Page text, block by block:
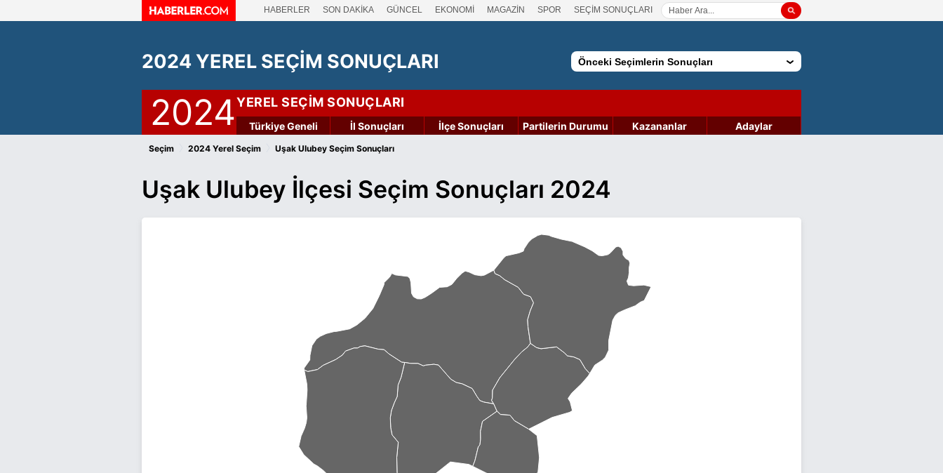
HABERLER SON DAKİKA GÜNCEL EKONOMİ MAGAZİN SPOR SEÇİM SONUÇLARI
2024 YEREL SEÇİM SONUÇLARI Önceki Seçimlerin Sonuçları
2024YEREL SEÇİM SONUÇLARI
Türkiye Geneli İl Sonuçları İlçe Sonuçları Partilerin Durumu Kazananlar Adaylar
Seçim 2024 Yerel Seçim Uşak Ulubey Seçim Sonuçları
Uşak Ulubey İlçesi Seçim Sonuçları 2024